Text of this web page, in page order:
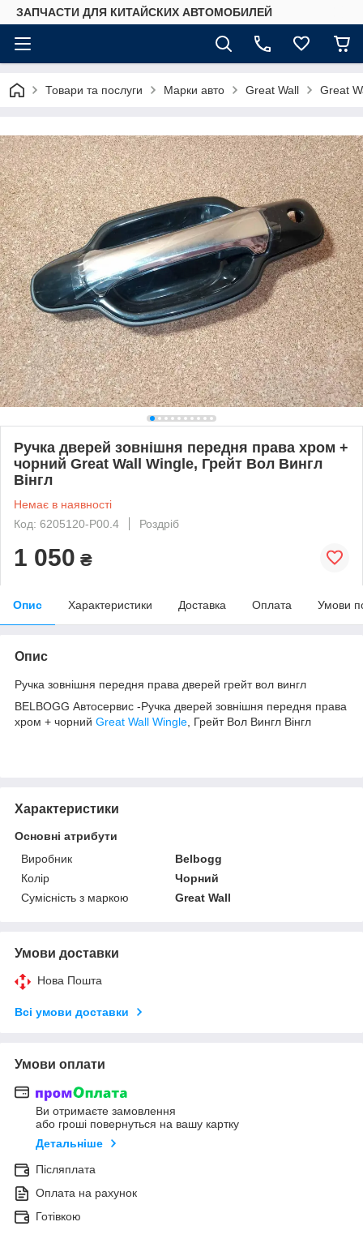
ЗАПЧАСТИ ДЛЯ КИТАЙСКИХ АВТОМОБИЛЕЙ
Товари та послуги Марки авто Great Wall Great
Ручка дверей зовнішня передня права хром +
чорний Great Wall Wingle, Грейт Вол Вингл
Вінгл
Немає в наявності
Код: 6205120-P00.4
Роздріб
1 050 ₴
Опис Характеристики Доставка Оплата Умови
Опис
Ручка зовнішня передня права дверей грейт вол вингл
BELBOGG Автосервис -Ручка дверей зовнішня передня права
хром + чорний Great Wall Wingle , Грейт Вол Вингл Вінгл
Характеристики
Основні атрибути
Виробник
Belbogg
Колір
Чорний
Сумісність з маркою
Great Wall
Умови доставки
Нова Пошта
Всі умови доставки
Умови оплати
Ви отримаєте замовлення
або гроші повернуться на вашу картку
Детальніше
Післяплата
Оплата на рахунок
Готівкою